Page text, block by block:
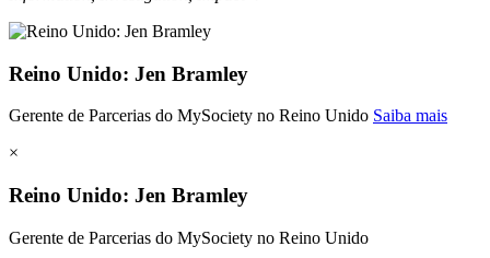
Reino Unido: Jen Bramley
Gerente de Parcerias do MySociety no Reino Unido Saiba mais
×
Reino Unido: Jen Bramley
Gerente de Parcerias do MySociety no Reino Unido